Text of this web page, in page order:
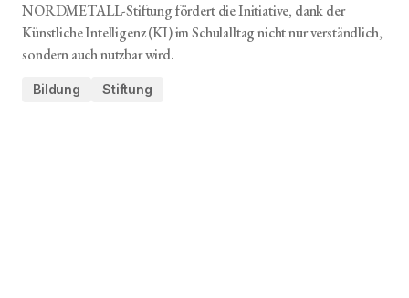
NORDMETALL-Stiftung fördert die Initiative, dank der
Künstliche Intelligenz (KI) im Schulalltag nicht nur verständlich,
sondern auch nutzbar wird.
Bildung Stiftung